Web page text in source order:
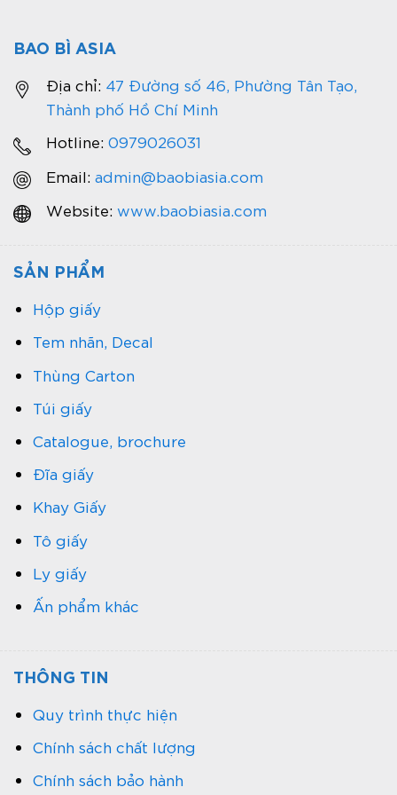
BAO BÌ ASIA
Địa chỉ: 47 Đường số 46, Phường Tân Tạo,
Thành phố Hồ Chí Minh
Hotline: 0979026031
Email: admin@baobiasia.com
Website: www.baobiasia.com
SẢN PHẨM
Hộp giấy
Tem nhãn, Decal
Thùng Carton
Túi giấy
Catalogue, brochure
Đĩa giấy
Khay Giấy
Tô giấy
Ly giấy
Ấn phẩm khác
THÔNG TIN
Quy trình thực hiện
Chính sách chất lượng
Chính sách bảo hành